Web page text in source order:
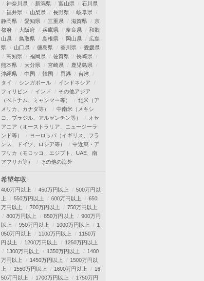
神奈川県
新潟県 富山県
石川県
福井県
山梨県 長野県
岐阜県
静岡県
愛知県 三重県 滋賀県
京
都府
大阪府 兵庫県 奈良県
和歌
山県
鳥取県 島根県 岡山県
広島
県
山口県 徳島県 香川県
愛媛県
高知県
福岡県 佐賀県
長崎県
熊本県
大分県 宮崎県
鹿児島県
沖縄県
中国 韓国 香港
台湾
タイ
シンガポール
インドネシア
フィリピン
インド
その他アジア
（ベトナム、ミャンマー等）
北米（ア
メリカ、カナダ等）
中南米（メキシ
コ、ブラジル、アルゼンチン等）
オセ
アニア（オーストラリア、ニュージーラ
ンド等）
ヨーロッパ（イギリス、フラ
ンス、ドイツ、ロシア等）
中近東・ア
フリカ（モロッコ、エジプト、UAE、南
アフリカ等）
その他の海外
希望年収
400万円以上 450万円以上
500万円以
上
550万円以上 600万円以上
650
万円以上
700万円以上
750万円以上
800万円以上
850万円以上
900万円
以上
950万円以上 1000万円以上
1
050万円以上
1100万円以上
1150万
円以上
1200万円以上
1250万円以上
1300万円以上
1350万円以上
1400
万円以上
1450万円以上
1500万円以
上
1550万円以上 1600万円以上
16
50万円以上
1700万円以上
1750万円